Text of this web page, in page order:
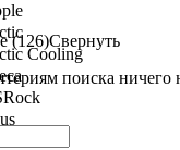
Cooling
(126)Свернуть
поиска ничего